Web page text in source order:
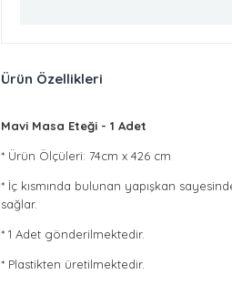
Ürün Özellikleri
Mavi Masa Eteği - 1 Adet
* Ürün Ölçüleri: 74cm x 426 cm
* İç kısmında bulunan yapışkan
sağlar.
* 1 Adet gönderilmektedir.
* Plastikten üretilmektedir.